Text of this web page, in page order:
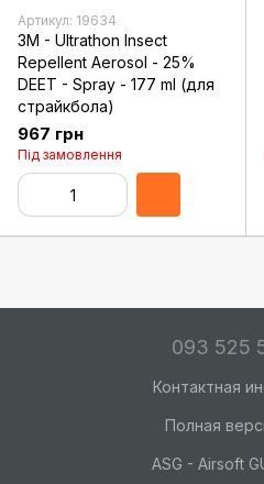
Артикул: 19634
3M - Ultrathon Insect
Repellent Aerosol - 25%
DEET - Spray - 177 ml (для
страйкбола)
967 грн
Під замовлення
093 525
Контактная
Полная
ASG - Airsoft